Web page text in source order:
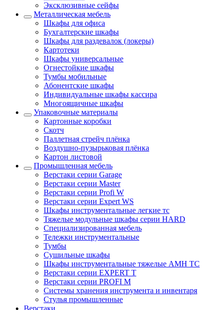
Эксклюзивные сейфы
Металлическая мебель
Шкафы для офиса
Бухгалтерские шкафы
Шкафы для раздевалок (локеры)
Картотеки
Шкафы универсальные
Огнестойкие шкафы
Тумбы мобильные
Абонентские шкафы
Индивидуальные шкафы кассира
Многоящичные шкафы
Упаковочные материалы
Картонные коробки
Скотч
Паллетная стрейч плёнка
Воздушно-пузырьковая плёнка
Картон листовой
Промышленная мебель
Верстаки серии Garage
Верстаки серии Master
Верстаки серии Profi W
Верстаки серии Expert WS
Шкафы инструментальные легкие тс
Тяжелые модульные шкафы серии HARD
Cпециализированная мебель
Тележки инструментальные
Тумбы
Cушильные шкафы
Шкафы инструментальные тяжелые AMH TC
Верстаки серии EXPERT T
Верстаки серии PROFI M
Системы хранения инструмента и инвентаря
Стулья промышленные
Верстаки